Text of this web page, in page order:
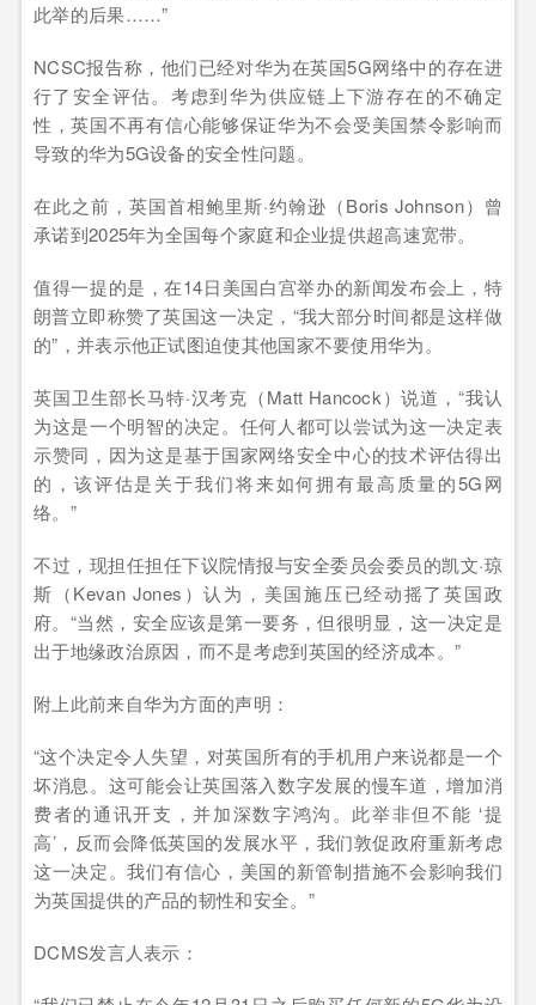
此举的后果……”
NCSC报告称，他们已经对华为在英国5G网络中的存在进
行了安全评估。考虑到华为供应链上下游存在的不确定
性，英国不再有信心能够保证华为不会受美国禁令影响而
导致的华为5G设备的安全性问题。
在此之前，英国首相鲍里斯·约翰逊（Boris Johnson）曾
承诺到2025年为全国每个家庭和企业提供超高速宽带。
值得一提的是，在14日美国白宫举办的新闻发布会上，特
朗普立即称赞了英国这一决定，“我大部分时间都是这样做
的”，并表示他正试图迫使其他国家不要使用华为。
英国卫生部长马特·汉考克（Matt Hancock）说道，“我认
为这是一个明智的决定。任何人都可以尝试为这一决定表
示赞同，因为这是基于国家网络安全中心的技术评估得出
的，该评估是关于我们将来如何拥有最高质量的5G网
络。”
不过，现担任担任下议院情报与安全委员会委员的凯文·琼
斯（Kevan Jones）认为，美国施压已经动摇了英国政
府。“当然，安全应该是第一要务，但很明显，这一决定是
出于地缘政治原因，而不是考虑到英国的经济成本。”
附上此前来自华为方面的声明：
“这个决定令人失望，对英国所有的手机用户来说都是一个
坏消息。这可能会让英国落入数字发展的慢车道，增加消
费者的通讯开支，并加深数字鸿沟。此举非但不能 ‘提
高’，反而会降低英国的发展水平，我们敦促政府重新考虑
这一决定。我们有信心，美国的新管制措施不会影响我们
为英国提供的产品的韧性和安全。”
DCMS发言人表示：